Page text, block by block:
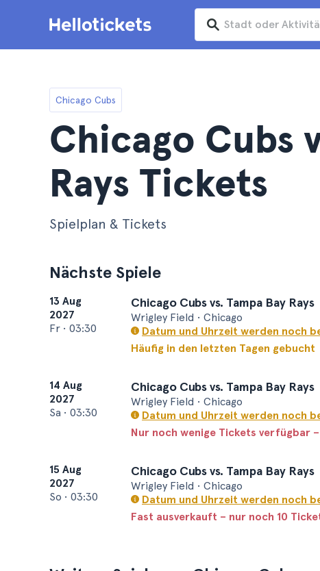
Chicago Cubs
Chicago Cubs
Rays Tickets
Spielplan & Tickets
Nächste Spiele
13 Aug
2027
Fr • 03:30
Chicago Cubs vs. Tampa Bay Rays
Wrigley Field • Chicago
Datum und Uhrzeit werden noch
Häufig in den letzten Tagen gebucht
14 Aug
2027
Sa • 03:30
Chicago Cubs vs. Tampa Bay Rays
Wrigley Field • Chicago
Datum und Uhrzeit werden noch
Nur noch wenige Tickets verfügbar
15 Aug
2027
So • 03:30
Chicago Cubs vs. Tampa Bay Rays
Wrigley Field • Chicago
Datum und Uhrzeit werden noch
Fast ausverkauft – nur noch 10